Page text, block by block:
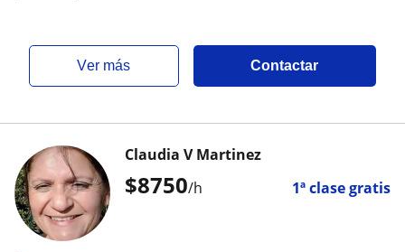
ver más Contactar
$8750/h 1ª clase gratis
Claudia V Martinez